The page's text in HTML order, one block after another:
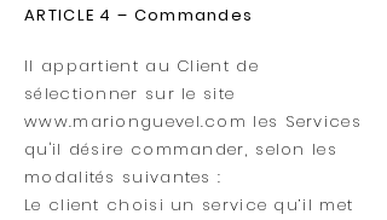
ARTICLE 4 – Commandes
Il appartient au Client de
sélectionner sur le site
www.marionguevel.com les Services
qu'il désire commander, selon les
modalités suivantes :
Le client choisi un service qu’il met